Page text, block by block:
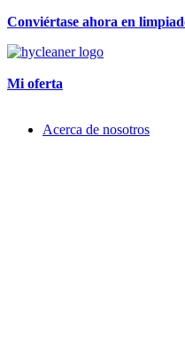
Conviértase ahora en
Mi oferta
Acerca de nosotros